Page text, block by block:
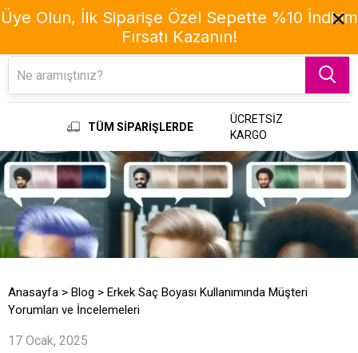
TÜM SİPARİŞLERDE
ÜCRETSİZ
KARGO
Anasayfa > Blog > Erkek Saç Boyası Kullanımında Müşteri
Yorumları ve İncelemeleri
17 Ocak, 2025
Üye Olun, İlk Siparişe Özel Sepette %10 İndirim
Fırsatı Kazanın!